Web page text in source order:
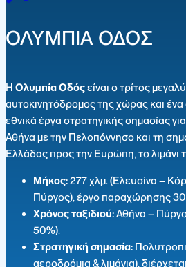
ΟΛΥΜΠΙΑ ΟΔΟΣ
Η Ολυμπία Οδόςείναι ο τρίτος
αυτοκινητόδρομος της χώρας και
εθνικά έργα στρατηγικής σημασίας
Αθήνα με την Πελοπόννησο και τη
Ελλάδας προς την Ευρώπη, το λιμάνι
Μήκος:277 χλμ. (Ελευσίνα –
Πύργος), έργο παραχώρησης
Χρόνος ταξιδιού:Αθήνα –
50%).
Στρατηγική σημασία:
αεροδρόμια & λιμάνια),